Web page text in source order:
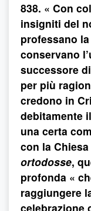
838. « Con
insigniti del
professano
conservano
successore
per più
credono in
debitamente
una certa
con la
ortodosse,
profonda «
raggiungere
celebrazione